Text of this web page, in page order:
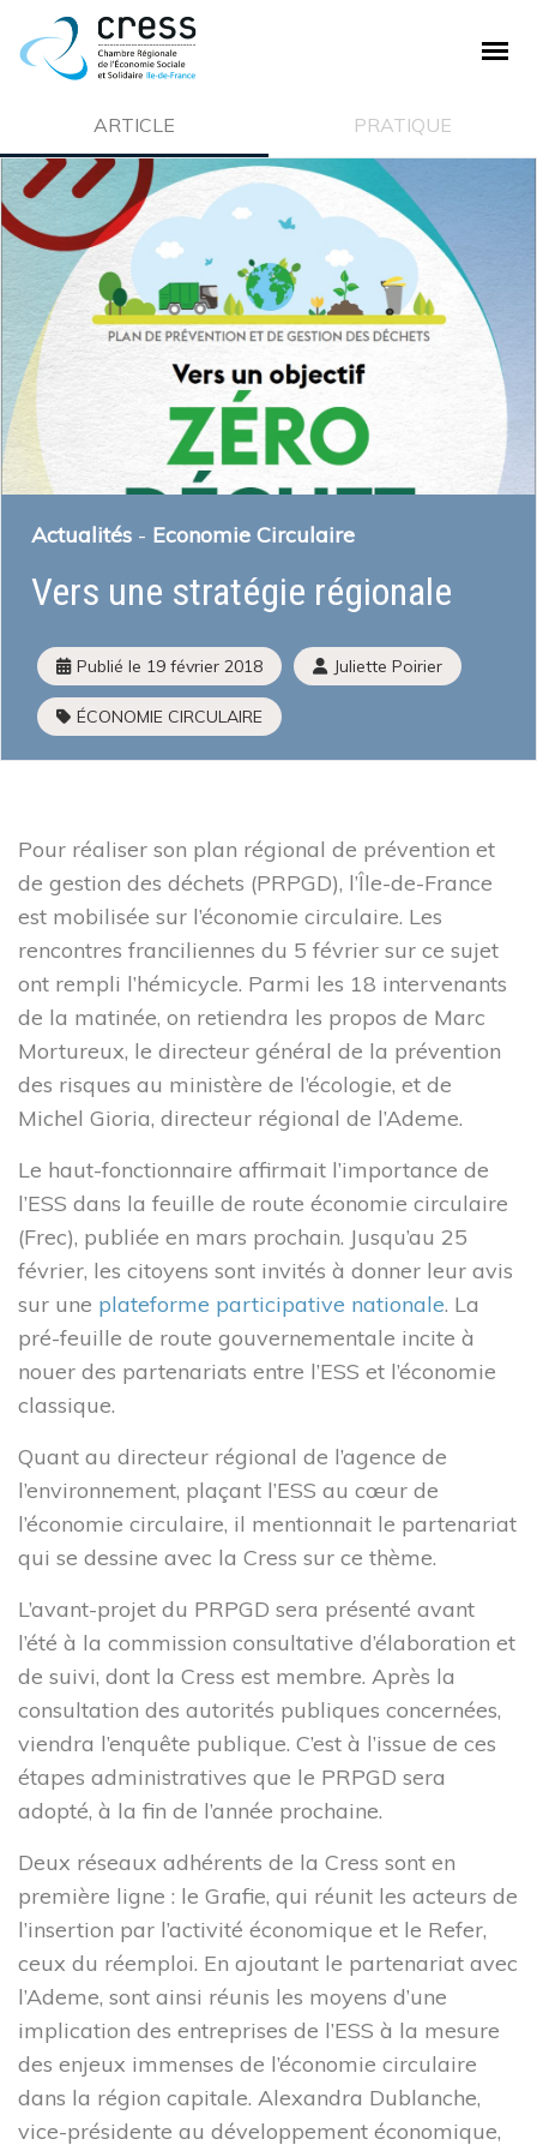
ARTICLE PRATIQUE
Actualités - Economie Circulaire
Vers une stratégie régionale
Publié le 19 février 2018 Juliette Poirier
ÉCONOMIE CIRCULAIRE
Pour réaliser son plan régional de prévention et
de gestion des déchets (PRPGD), l’Île-de-France
est mobilisée sur l’économie circulaire. Les
rencontres franciliennes du 5 février sur ce sujet
ont rempli l’hémicycle. Parmi les 18 intervenants
de la matinée, on retiendra les propos de Marc
Mortureux, le directeur général de la prévention
des risques au ministère de l’écologie, et de
Michel Gioria, directeur régional de l’Ademe.
Le haut-fonctionnaire affirmait l’importance de
l’ESS dans la feuille de route économie circulaire
(Frec), publiée en mars prochain. Jusqu’au 25
février, les citoyens sont invités à donner leur avis
sur une plateforme participative nationale. La
pré-feuille de route gouvernementale incite à
nouer des partenariats entre l’ESS et l’économie
classique.
Quant au directeur régional de l’agence de
l’environnement, plaçant l’ESS au cœur de
l’économie circulaire, il mentionnait le partenariat
qui se dessine avec la Cress sur ce thème.
L’avant-projet du PRPGD sera présenté avant
l’été à la commission consultative d’élaboration et
de suivi, dont la Cress est membre. Après la
consultation des autorités publiques concernées,
viendra l’enquête publique. C’est à l’issue de ces
étapes administratives que le PRPGD sera
adopté, à la fin de l’année prochaine.
Deux réseaux adhérents de la Cress sont en
première ligne : le Grafie, qui réunit les acteurs de
l’insertion par l’activité économique et le Refer,
ceux du réemploi. En ajoutant le partenariat avec
l’Ademe, sont ainsi réunis les moyens d’une
implication des entreprises de l’ESS à la mesure
des enjeux immenses de l’économie circulaire
dans la région capitale. Alexandra Dublanche,
vice-présidente au développement économique,
PLAN DE SITE
La CRESS
Qui sommes nous ?
Nos missions
Ecosystème de la CRESS
Offre de service
Adhésion à la CRESS
Qu’est-ce que l’économie sociale et solidaire
La loi ESS
Histoire de l’économie sociale et solidaire
L’ESS actrice de la Transition Écologique et Énergétique
Mois de l’ESS et Prix régional de l’ESS
La liste des entreprises de l’ESS
J’adapte mes activités
Guide d’orientation pour engager sa transformation
Écologique
Les financements à disposition
Mon parcours d’économie d’énergie
Accès rapide
L’ESS actrice de la Transition Écologique et Énergétique
Adhésion à la CRESS
Se former
Emploi et stage
L’observatoire IDF
Dispositif local d’accompagnement
Presse
Divers
Actualités
Agenda
Proposer un article à publier
Mentions légales
Politique de confidentialité
Les ressources
3 rue de Vincennes,
93100 Montreuil
contact@cressidf.org